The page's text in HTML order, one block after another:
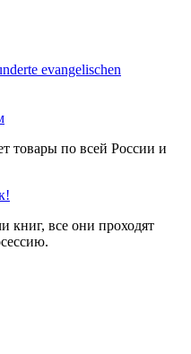
evangelischen
товары по всей России и
книг, все они проходят